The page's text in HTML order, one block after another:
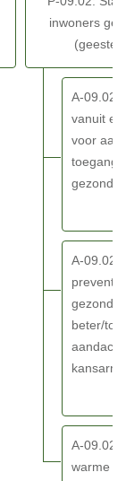
inwoners
A-
vanuit
voor
A-
beter/
A-
warme